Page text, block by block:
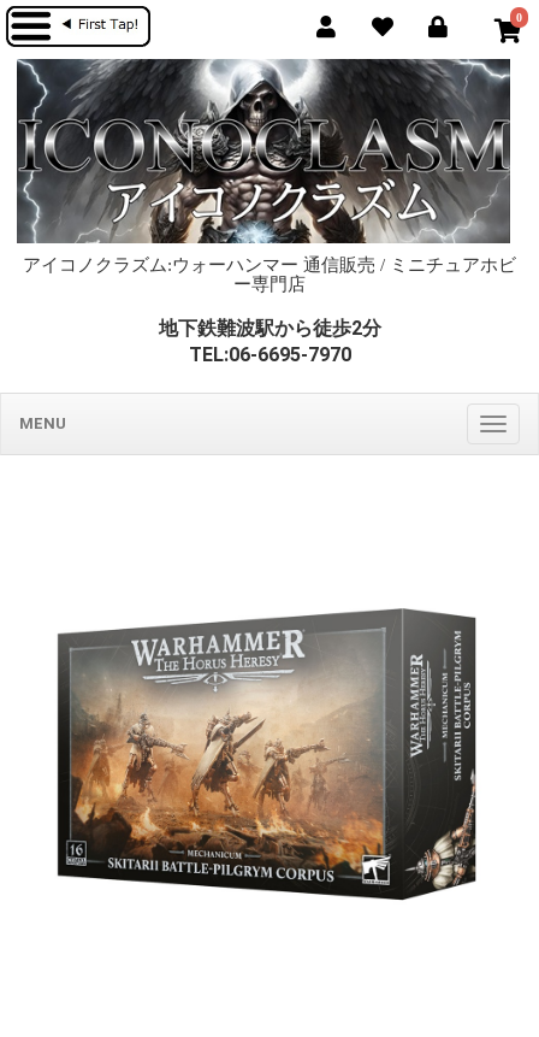
0
アイコノクラズム:ウォーハンマー 通信販売 / ミニチュアホビ
ー専門店
地下鉄難波駅から徒歩2分
TEL:06-6695-7970
MENU